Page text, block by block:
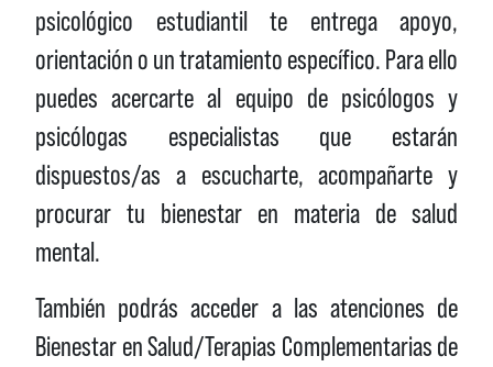
psicológico estudiantil te entrega apoyo,
orientación o un tratamiento específico. Para ello
puedes acercarte al equipo de psicólogos y
psicólogas especialistas que estarán
dispuestos/as a escucharte, acompañarte y
procurar tu bienestar en materia de salud
mental.
También podrás acceder a las atenciones de
Bienestar en Salud/Terapias Complementarias de